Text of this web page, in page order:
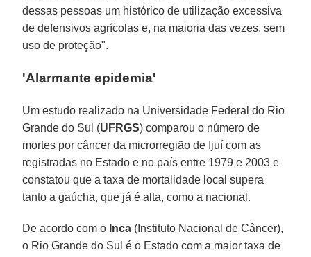
dessas pessoas um histórico de utilização excessiva
de defensivos agrícolas e, na maioria das vezes, sem
uso de proteção".
'Alarmante epidemia'
Um estudo realizado na Universidade Federal do Rio
Grande do Sul (UFRGS) comparou o número de
mortes por câncer da microrregião de Ijuí com as
registradas no Estado e no país entre 1979 e 2003 e
constatou que a taxa de mortalidade local supera
tanto a gaúcha, que já é alta, como a nacional.
De acordo com o Inca (Instituto Nacional de Câncer),
o Rio Grande do Sul é o Estado com a maior taxa de